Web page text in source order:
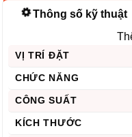
Thông số kỹ thuật
VỊ TRÍ ĐẶT
CHỨC NĂNG
CÔNG SUẤT
KÍCH THƯỚC